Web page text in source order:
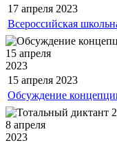
17 апреля 2023
Всероссийская
15 апреля
2023
15 апреля 2023
Обсуждение
8 апреля
2023